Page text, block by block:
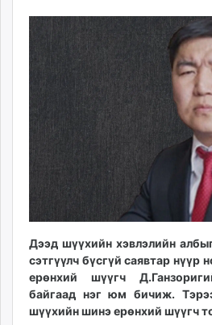
Livetv.mn
24tsag.mn
shuud.mn
eagle.mn
ergelt.mn
zarig.mn
today.mn
zuv.mn
urlag.mn
unen.mn
asu.mn
shudarga.mn
10:11:20
17:56:26
Дээд шүүхийн хэвлэлийн
сэтгүүлч бүсгүй саявтар
ерөнхий шүүгч
байгаад нэг юм бичиж.
шүүхийн шинэ ерөнхий шүүгч